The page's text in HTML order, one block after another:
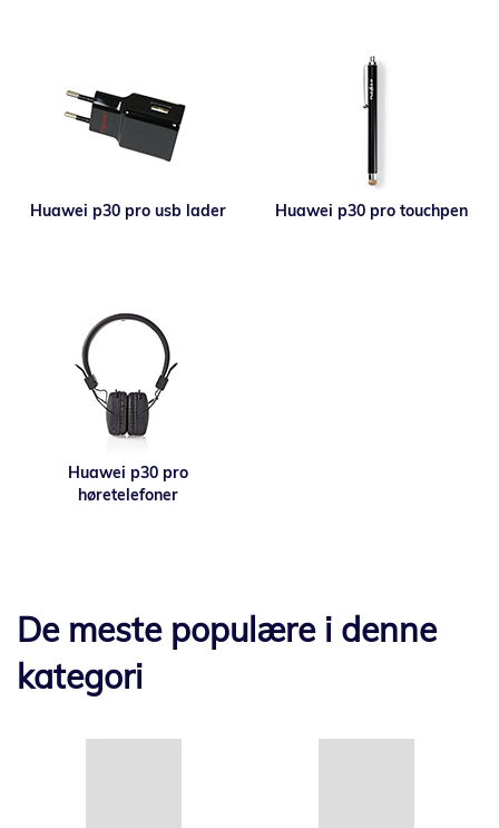
Huawei p30 pro usb lader Huawei p30 pro touchpen
Huawei p30 pro
høretelefoner
De meste populære i denne
kategori